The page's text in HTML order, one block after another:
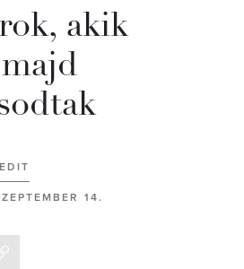
akik
14.